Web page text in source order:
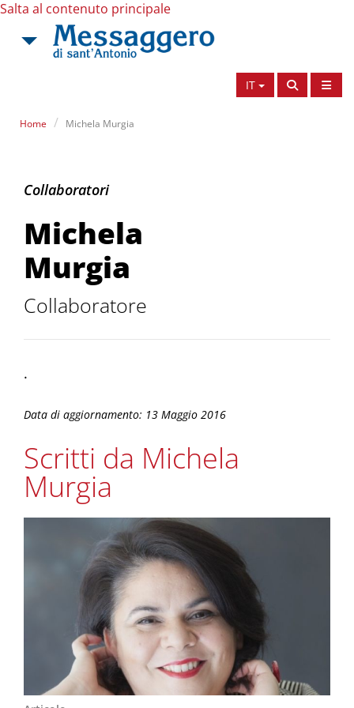
Salta al contenuto principale
IT
Home Michela Murgia
Michela Murgia
Collaboratori
Michela
Murgia
Collaboratore
.
Data di aggiornamento: 13 Maggio 2016
Scritti da Michela
Murgia